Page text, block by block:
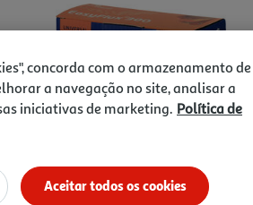
Bomba Água Tecatlantis Easyflux 300 Universal
concorda com o armazenamento de
a navegação no site, analisar a
iniciativas de marketing. Política de
Aceitar todos os cookies